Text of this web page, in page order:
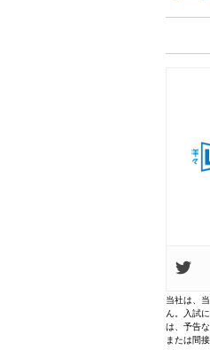
当社は、
ん。入試
は、予告
または間